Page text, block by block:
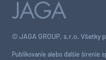
© JAGA GROUP, s.r.o. Všetky
Publikovanie alebo ďalšie šírenie